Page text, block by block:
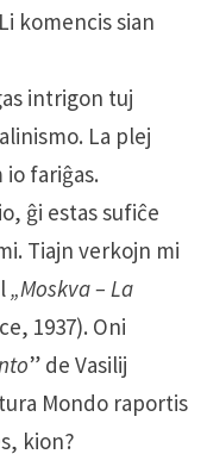
komencis sian
intrigon tuj
La plej
io fariĝas.
ĝi estas sufiĉe
Tiajn verkojn mi
„Moskva – La
1937). Oni
” de Vasilij
Mondo raportis
kion?